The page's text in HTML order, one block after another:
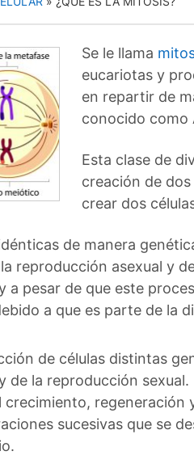
Se le llama
eucariotas y
en repartir de
conocido como
Esta clase de
creación de
crear dos
de manera
reproducción asexual y
a pesar de que este
a que es parte de la
de células distintas
de la reproducción
sucesivas que se